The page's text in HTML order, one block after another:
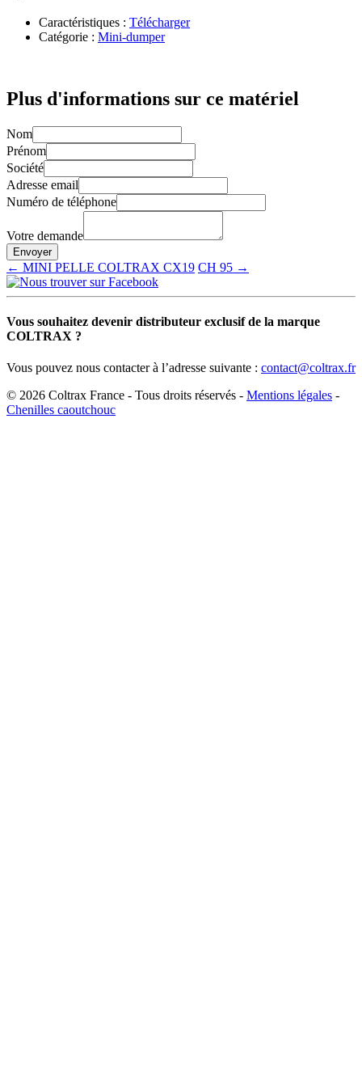
Caractéristiques : Télécharger
Catégorie : Mini-dumper
Plus d'informations sur ce matériel
Nom
Prénom
Société
Adresse email
Numéro de téléphone
Votre demande
← MINI PELLE COLTRAX CX19 CH 95 →
Vous souhaitez devenir distributeur exclusif de la marque
COLTRAX ?
Vous pouvez nous contacter à l’adresse suivante : contact@coltrax.fr
© 2026 Coltrax France - Tous droits réservés - Mentions légales -
Chenilles caoutchouc